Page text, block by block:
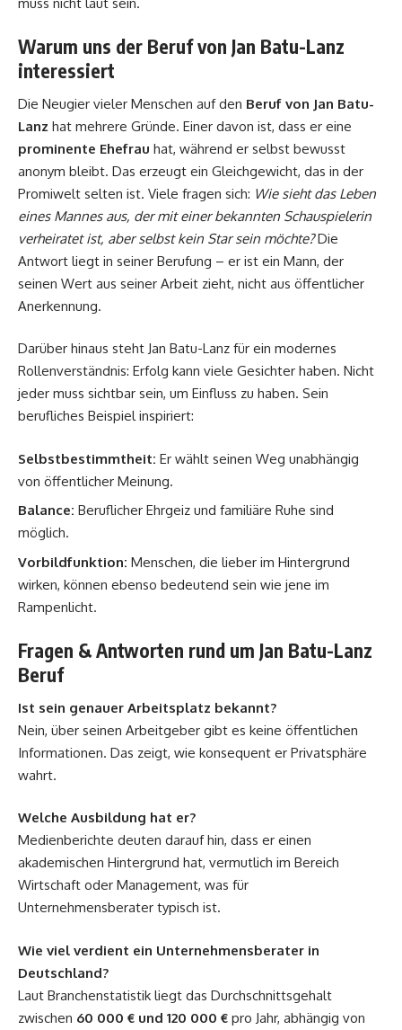
Warum uns der Beruf von Jan Batu-Lanz
interessiert
Die Neugier vieler Menschen auf den Beruf von Jan Batu-
Lanz hat mehrere Gründe. Einer davon ist, dass er eine
prominente Ehefrau hat, während er selbst bewusst
anonym bleibt. Das erzeugt ein Gleichgewicht, das in der
Promiwelt selten ist. Viele fragen sich: Wie sieht das Leben
eines Mannes aus, der mit einer bekannten Schauspielerin
verheiratet ist, aber selbst kein Star sein möchte?Die
Antwort liegt in seiner Berufung – er ist ein Mann, der
seinen Wert aus seiner Arbeit zieht, nicht aus öffentlicher
Anerkennung.
Darüber hinaus steht Jan Batu-Lanz für ein modernes
Rollenverständnis: Erfolg kann viele Gesichter haben. Nicht
jeder muss sichtbar sein, um Einfluss zu haben. Sein
berufliches Beispiel inspiriert:
Selbstbestimmtheit: Er wählt seinen Weg unabhängig
von öffentlicher Meinung.
Balance: Beruflicher Ehrgeiz und familiäre Ruhe sind
möglich.
Vorbildfunktion: Menschen, die lieber im Hintergrund
wirken, können ebenso bedeutend sein wie jene im
Rampenlicht.
Fragen & Antworten rund um Jan Batu-Lanz
Beruf
Ist sein genauer Arbeitsplatz bekannt?
Nein, über seinen Arbeitgeber gibt es keine öffentlichen
Informationen. Das zeigt, wie konsequent er Privatsphäre
wahrt.
Welche Ausbildung hat er?
Medienberichte deuten darauf hin, dass er einen
akademischen Hintergrund hat, vermutlich im Bereich
Wirtschaft oder Management, was für
Unternehmensberater typisch ist.
Wie viel verdient ein Unternehmensberater in
Deutschland?
Laut Branchenstatistik liegt das Durchschnittsgehalt
zwischen 60 000 € und 120 000 € pro Jahr, abhängig von